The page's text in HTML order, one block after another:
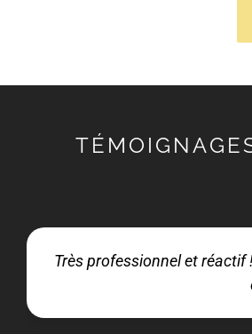
Très professionnel et réactif